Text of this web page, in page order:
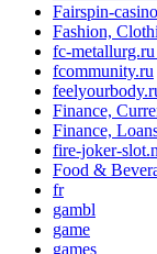
Fairspin-casino
Fashion,
fc-
fcommunity.ru
Finance,
Finance,
fire-joker-
Food &
fr
gambl
game
games